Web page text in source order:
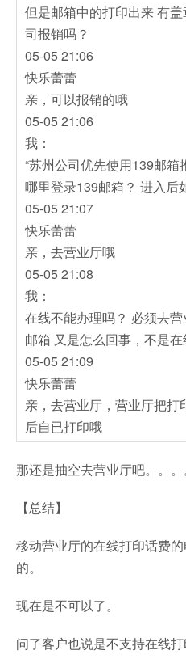
但是邮箱中的打印出来 有
司报销吗？
05-05 21:06
快乐蕾蕾
亲，可以报销的哦
05-05 21:06
我：
“苏州公司优先使用139邮箱
哪里登录139邮箱？ 进入后
05-05 21:07
快乐蕾蕾
亲，去营业厅哦
05-05 21:08
我：
在线不能办理吗？ 必须去
邮箱 又是怎么回事，不是
05-05 21:09
快乐蕾蕾
亲，去营业厅，营业厅把打
后自已打印哦
那还是抽空去营业厅吧。。。
【总结】
移动营业厅的在线打印话费
的。
现在是不可以了。
问了客户也说是不支持在线打